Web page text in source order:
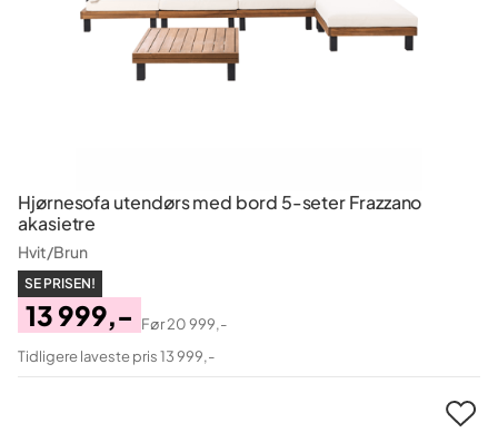
Hjørnesofa utendørs med bord 5-seter Frazzano
akasietre
Hvit/Brun
SE PRISEN!
Pris
13 999,-
Original
Pris
Før20 999,-
Tidligere laveste pris 13 999,-